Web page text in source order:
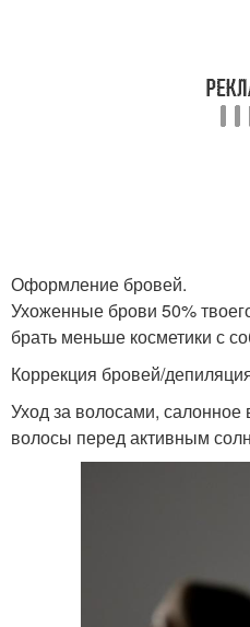
Онлайн прически и
макияж
Макияж под прическу
Оформление бровей.
Ухоженные брови 50%
брать меньше косметики с
Коррекция бровей/
Уход за волосами, салонное
волосы перед активным